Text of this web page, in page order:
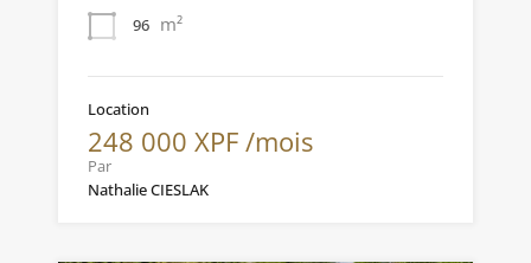
96 m²
Location
248 000 XPF /mois
Par
Nathalie CIESLAK